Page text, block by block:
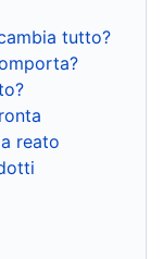
tutto?
reato